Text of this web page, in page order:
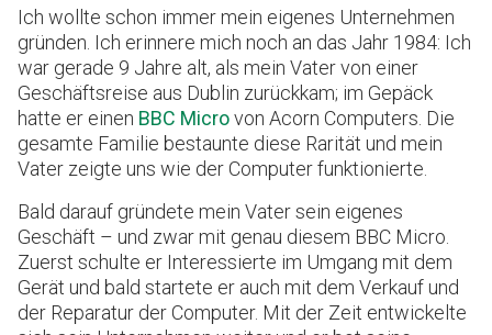
Ich wollte schon immer mein eigenes Unternehmen
gründen. Ich erinnere mich noch an das Jahr 1984: Ich
war gerade 9 Jahre alt, als mein Vater von einer
Geschäftsreise aus Dublin zurückkam; im Gepäck
hatte er einen BBC Microvon Acorn Computers. Die
gesamte Familie bestaunte diese Rarität und mein
Vater zeigte uns wie der Computer funktionierte.
Bald darauf gründete mein Vater sein eigenes
Geschäft – und zwar mit genau diesem BBC Micro.
Zuerst schulte er Interessierte im Umgang mit dem
Gerät und bald startete er auch mit dem Verkauf und
der Reparatur der Computer. Mit der Zeit entwickelte